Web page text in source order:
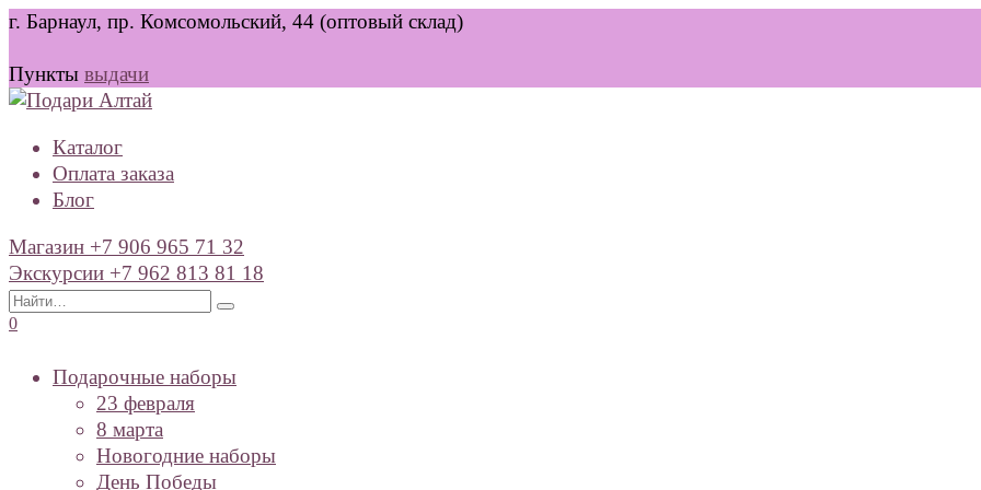
Перейти
содержанию
г. Барнаул, пр. Комсомольский, 44 (оптовый склад)
Пункты выдачи
Каталог
Оплата заказа
Блог
Магазин +7 906 965 71 32
Экскурсии +7 962 813 81 18
Search
for:
0
Подарочные наборы
23 февраля
8 марта
Новогодние наборы
День Победы